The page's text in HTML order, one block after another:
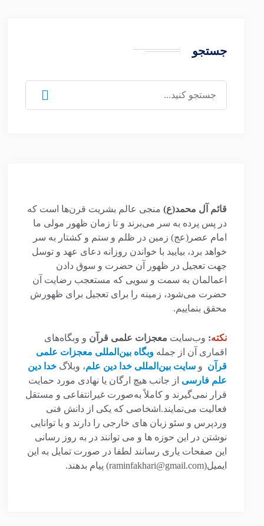
جستجو
برای:
قائم آل محمد(ع) منجی عالم بشریت قرن‌ها است که
در پس پرده به سر می‌برند و تا زمان ظهور مولی ما
امام عصر(عج) زمین در ظلم و ستم و کشتار به سر
خواهد برد، بیایید با خواندن روزانه دعای عهد و توسل
جهت تعجیل در ظهور آن حضرت و سوق دادن
اعمالمان به سمت و سویی که مستعجب رضایت آن
حضرت می‌شود، زمینه را برای تعجیل برای ظهورش
محقق بنماییم.
نکته: وب‌سایت معجزات علمی قرآن و وبگاه‌های
اقماری آن از جمله وبگاه بین‌المللی معجزات علمی
قرآن و سایت بین‌المللی خدا دین علم، وبلاگ خدا دین
علم فارسی از جانب هیچ ارگان یا نهادی مورد حمایت
قرار نمی‌گیرند و کاملاً به‌صورت غیرانتفاعی و مستقل
فعالیت می‌نمایند.اشخاصی که یکی از دانش فنی
وردپرس و سئو زبان های خارجی را دارند و یا توانایی
نوشتن در این حوزه ها و می توانند در به روز رسانی
این صفحات یاری رسانند لطفا در صورت تمایل به این
ایمیل(raminfakhari@gmail.com) پیام بدهند.